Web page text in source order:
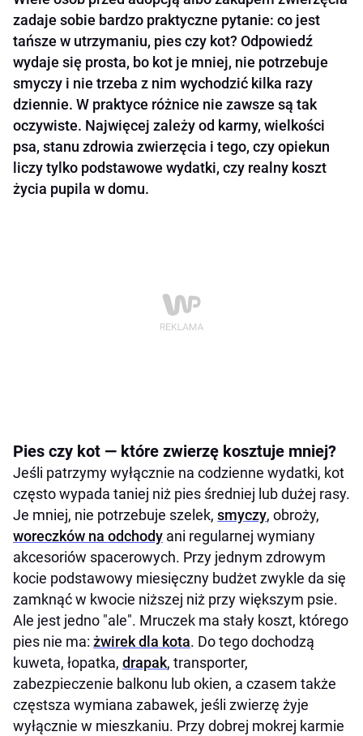
zadaje sobie bardzo praktyczne pytanie: co jest
tańsze w utrzymaniu, pies czy kot? Odpowiedź
wydaje się prosta, bo kot je mniej, nie potrzebuje
smyczy i nie trzeba z nim wychodzić kilka razy
dziennie. W praktyce różnice nie zawsze są tak
oczywiste. Najwięcej zależy od karmy, wielkości
psa, stanu zdrowia zwierzęcia i tego, czy opiekun
liczy tylko podstawowe wydatki, czy realny koszt
życia pupila w domu.
Pies czy kot — które zwierzę kosztuje mniej?
Jeśli patrzymy wyłącznie na codzienne wydatki, kot
często wypada taniej niż pies średniej lub dużej rasy.
Je mniej, nie potrzebuje szelek, smyczy, obroży,
woreczków na odchody ani regularnej wymiany
akcesoriów spacerowych. Przy jednym zdrowym
kocie podstawowy miesięczny budżet zwykle da się
zamknąć w kwocie niższej niż przy większym psie.
Ale jest jedno "ale". Mruczek ma stały koszt, którego
pies nie ma: żwirek dla kota. Do tego dochodzą
kuweta, łopatka, drapak, transporter,
zabezpieczenie balkonu lub okien, a czasem także
częstsza wymiana zabawek, jeśli zwierzę żyje
wyłącznie w mieszkaniu. Przy dobrej mokrej karmie